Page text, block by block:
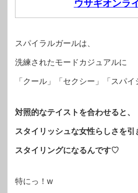
ウサギオンラ
スパイラルガールは、
洗練されたモードカジュアルに
「クール」「セクシー」「スパイ
対照的なテイストを合わせると、
スタイリッシュな女性らしさを引
スタイリングになるんです♡
特にっ！w